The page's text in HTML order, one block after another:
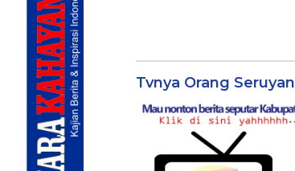
Tvnya Orang Seruyan